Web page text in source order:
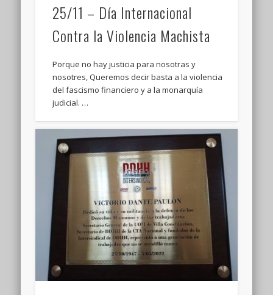
25/11 – Día Internacional
Contra la Violencia Machista
Porque no hay justicia para nosotras y
nosotres, Queremos decir basta a la violencia
del fascismo financiero y a la monarquía
judicial. …